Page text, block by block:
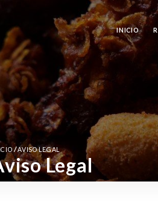
INICIO
/AVISO LEGAL
Legal